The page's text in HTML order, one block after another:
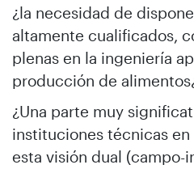
¿la necesidad de
altamente cualificados,
plenas en la ingeniería
producción de
¿Una parte muy
instituciones técnicas en
esta visión dual (campo-